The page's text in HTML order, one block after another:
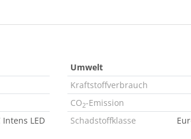
LED
Umwelt
Kraftstoffverbrauch
CO2-Emission
Schadstoffklasse